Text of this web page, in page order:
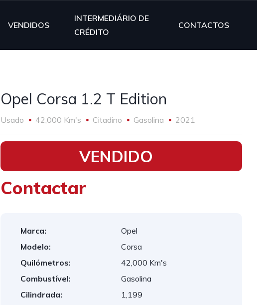
VENDIDOS
INTERMEDIÁRIO DE
CRÉDITO
CONTACTOS
Opel Corsa 1.2 T Edition
Usado 42,000 Km's Citadino Gasolina 2021
•
VENDIDO
Contactar
Marca:
Opel
Modelo:
Corsa
Quilómetros:
42,000 Km's
Combustível:
Gasolina
Cilindrada:
1,199